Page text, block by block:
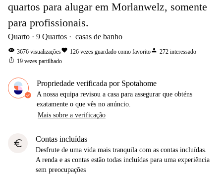
quartos para alugar em Morlanwelz, somente
para profissionais.
Quarto 9 Quartos casas de banho
visibility 3676 visualizaçõesfavorite 126 vezes guardado como favoritoperson 272 interessado
ios_share 19 vezes partilhado
Propriedade verificada por Spotahome
A nossa equipa revisou a casa para assegurar que obténs
exatamente o que vês no anúncio.
Mais sobre a verificação
euro Contas incluídas
Desfrute de uma vida mais tranquila com as contas incluídas.
A renda e as contas estão todas incluídas para uma experiência
sem preocupações